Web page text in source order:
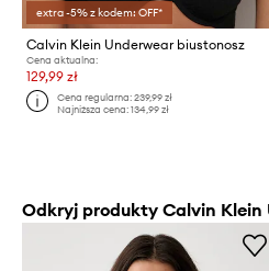
extra -5% z kodem: OFF*
Calvin Klein Underwear biustonosz
Cena aktualna:
129,99 zł
Cena regularna:239,99 zł
Najniższa cena:134,99 zł
Odkryj produkty Calvin Klein